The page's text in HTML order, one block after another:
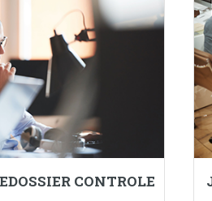
CONTROLE